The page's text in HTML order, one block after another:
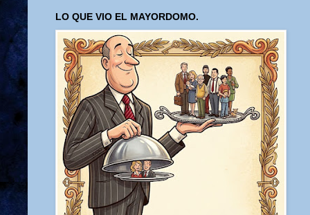
LO QUE VIO EL MAYORDOMO.